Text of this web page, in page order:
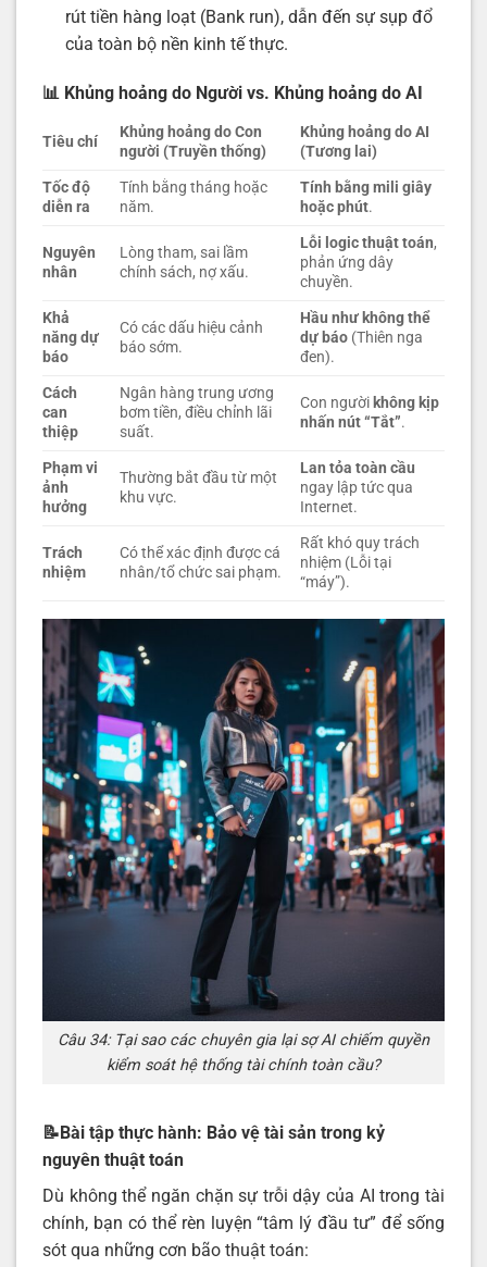
rút tiền hàng loạt (Bank run), dẫn đến sự sụp đổ
của toàn bộ nền kinh tế thực.
📊 Khủng hoảng do Người vs. Khủng hoảng do AI
Tiêu chí
Khủng hoảng do Con
người (Truyền thống)
Khủng hoảng do AI
(Tương lai)
Tốc độ
diễn ra
Tính bằng tháng hoặc
năm.
Tính bằng mili giây
hoặc phút.
Nguyên
nhân
Lòng tham, sai lầm
chính sách, nợ xấu.
Lỗi logic thuật toán,
phản ứng dây
chuyền.
Khả
năng dự
báo
Có các dấu hiệu cảnh
báo sớm.
Hầu như không thể
dự báo (Thiên nga
đen).
Cách
can
thiệp
Ngân hàng trung ương
bơm tiền, điều chỉnh lãi
suất.
Con ngườikhông kịp
nhấn nút “Tắt”.
Phạm vi
ảnh
hưởng
Thường bắt đầu từ một
khu vực.
Lan tỏa toàn cầu
ngay lập tức qua
Internet.
Trách
nhiệm
Có thể xác định được cá
nhân/tổ chức sai phạm.
Rất khó quy trách
nhiệm (Lỗi tại
“máy”).
Câu 34: Tại sao các chuyên gia lại sợ AI chiếm quyền
kiểm soát hệ thống tài chính toàn cầu?
📝Bài tập thực hành: Bảo vệ tài sản trong kỷ
nguyên thuật toán
Dù không thể ngăn chặn sự trỗi dậy của AI trong tài
chính, bạn có thể rèn luyện “tâm lý đầu tư” để sống
sót qua những cơn bão thuật toán: